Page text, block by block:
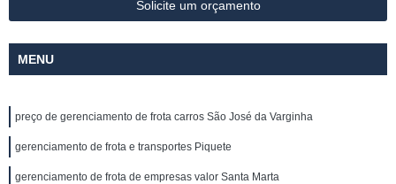
Solicite um orçamento
MENU
preço de gerenciamento de frota carros São José da Varginha
gerenciamento de frota e transportes Piquete
gerenciamento de frota de empresas valor Santa Marta